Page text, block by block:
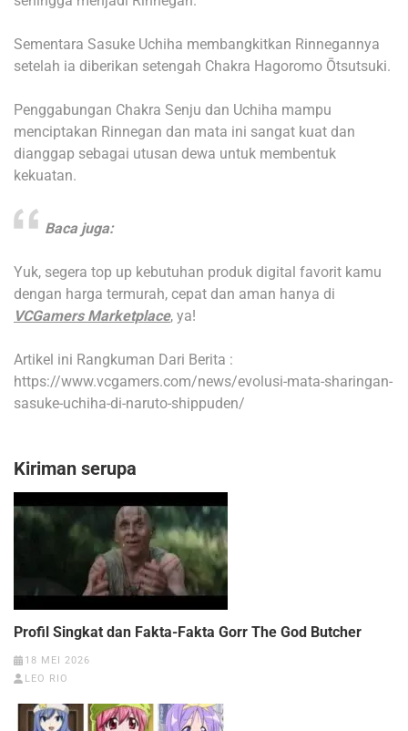
Sementara Sasuke Uchiha membangkitkan Rinnegannya
setelah ia diberikan setengah Chakra Hagoromo Ōtsutsuki.
Penggabungan Chakra Senju dan Uchiha mampu
menciptakan Rinnegan dan mata ini sangat kuat dan
dianggap sebagai utusan dewa untuk membentuk
kekuatan.
Baca juga:
Yuk, segera top up kebutuhan produk digital favorit kamu
dengan harga termurah, cepat dan aman hanya di
VCGamers Marketplace, ya!
Artikel ini Rangkuman Dari Berita :
https://www.vcgamers.com/news/evolusi-mata-sharingan-
sasuke-uchiha-di-naruto-shippuden/
Kiriman serupa
Profil Singkat dan Fakta-Fakta Gorr The God Butcher
18 MEI 2026
LEO RIO